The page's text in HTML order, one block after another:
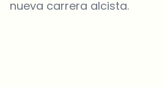
nueva carrera alcista.